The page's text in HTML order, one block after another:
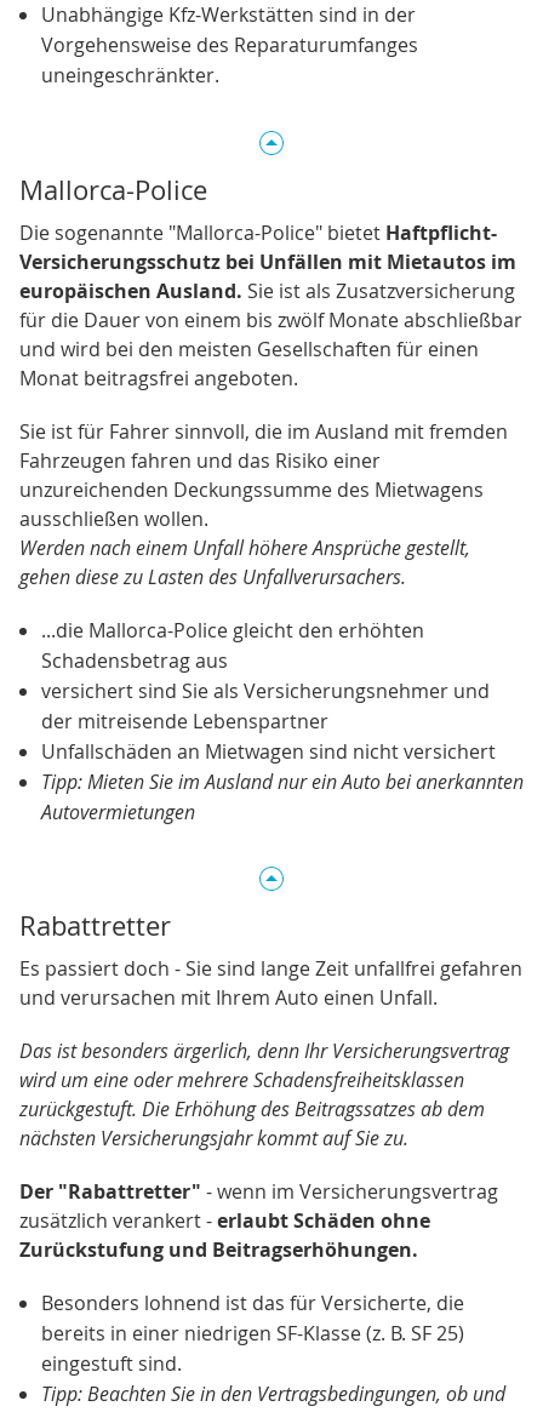
Unabhängige Kfz-Werkstätten sind in der
Vorgehensweise des Reparaturumfanges
uneingeschränkter.
Mallorca-Police
Die sogenannte "Mallorca-Police" bietet Haftpflicht-
Versicherungsschutz bei Unfällen mit Mietautos im
europäischen Ausland. Sie ist als Zusatzversicherung
für die Dauer von einem bis zwölf Monate abschließbar
und wird bei den meisten Gesellschaften für einen
Monat beitragsfrei angeboten.
Sie ist für Fahrer sinnvoll, die im Ausland mit fremden
Fahrzeugen fahren und das Risiko einer
unzureichenden Deckungssumme des Mietwagens
ausschließen wollen.
Werden nach einem Unfall höhere Ansprüche gestellt,
gehen diese zu Lasten des Unfallverursachers.
...die Mallorca-Police gleicht den erhöhten
Schadensbetrag aus
versichert sind Sie als Versicherungsnehmer und
der mitreisende Lebenspartner
Unfallschäden an Mietwagen sind nicht versichert
Tipp: Mieten Sie im Ausland nur ein Auto bei anerkannten
Autovermietungen
Rabattretter
Es passiert doch - Sie sind lange Zeit unfallfrei gefahren
und verursachen mit Ihrem Auto einen Unfall.
Das ist besonders ärgerlich, denn Ihr Versicherungsvertrag
wird um eine oder mehrere Schadensfreiheitsklassen
zurückgestuft. Die Erhöhung des Beitragssatzes ab dem
nächsten Versicherungsjahr kommt auf Sie zu.
Der "Rabattretter" - wenn im Versicherungsvertrag
zusätzlich verankert -erlaubt Schäden ohne
Zurückstufung und Beitragserhöhungen.
Besonders lohnend ist das für Versicherte, die
bereits in einer niedrigen SF-Klasse (z. B. SF 25)
eingestuft sind.
Tipp: Beachten Sie in den Vertragsbedingungen, ob und